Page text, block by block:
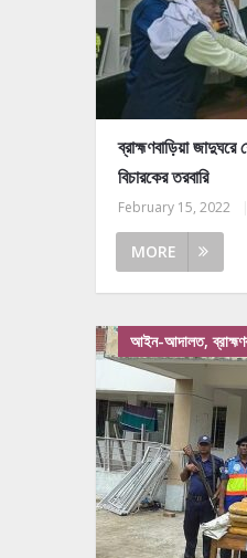
ব্রাহ্মণবাড়িয়া
বিচারকের তরবারি
February 15, 2022
MORE
আইন-আদালত,